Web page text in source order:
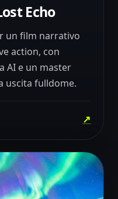
Echo
un film narrativo
action, con
AI e un master
uscita fulldome.
↗